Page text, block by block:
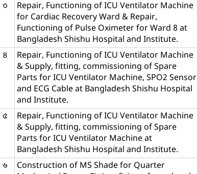
৩
Repair, Functioning of ICU Ventilator Machine
for Cardiac Recovery Ward & Repair,
Functioning of Pulse Oximeter for Ward 8 at
Bangladesh Shishu Hospital and Institute.
৪
Repair, Functioning of ICU Ventilator Machine
& Supply, fitting, commissioning of Spare
Parts for ICU Ventilator Machine, SPO2 Sensor
and ECG Cable at Bangladesh Shishu Hospital
and Institute.
৫
Repair, Functioning of ICU Ventilator Machine
& Supply, fitting, commissioning of Spare
Parts for ICU Ventilator Machine at
Bangladesh Shishu Hospital and Institute.
৬
Construction of MS Shade for Quarter